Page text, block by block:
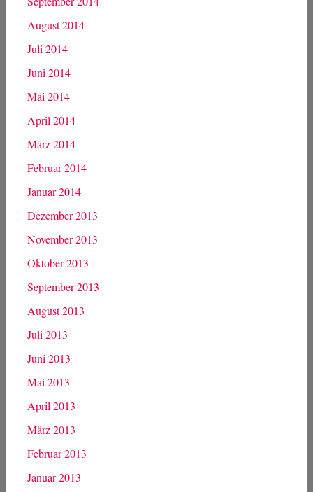
August 2014
Juli 2014
Juni 2014
Mai 2014
April 2014
März 2014
Februar 2014
Januar 2014
Dezember 2013
November 2013
Oktober 2013
September 2013
August 2013
Juli 2013
Juni 2013
Mai 2013
April 2013
März 2013
Februar 2013
Januar 2013